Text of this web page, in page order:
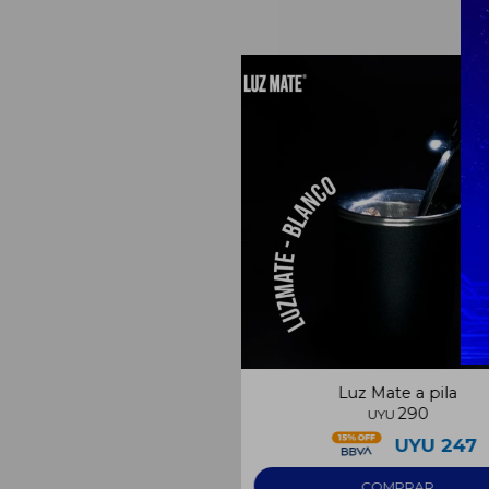
Luz Mate a pila
UYU 290
UYU 247